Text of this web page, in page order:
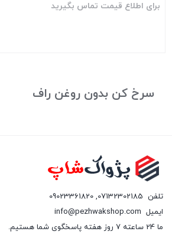
برای اطلاع قیمت تماس بگیرید
سرخ کن بدون روغن راف
تلفن 07132302185
,
09023361820
ایمیل info@pezhwakshop.com
ما 24 ساعته 7 روز هفته پاسخگوی شما هستیم.